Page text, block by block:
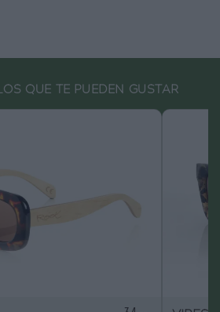
QUE TE PUEDEN GUSTAR